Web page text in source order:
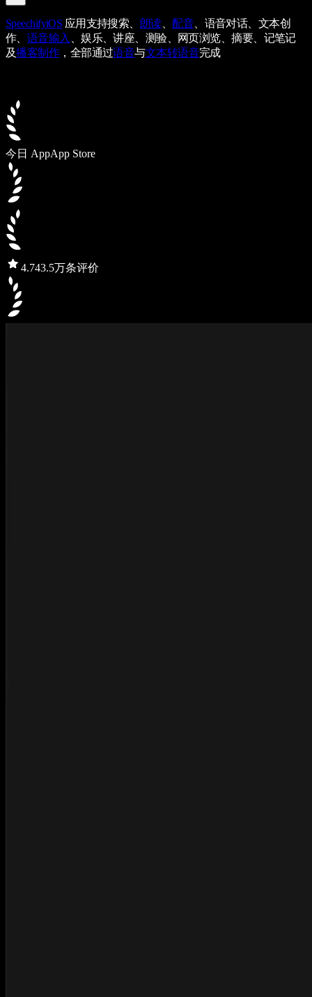
SpeechifyiOS 应用支持搜索、 朗读、配音、语音对话、文本创
作、 语音输入
、娱乐、讲座、测验、网页浏览、摘要、记笔记
及播客制作，全部通过语音与文本转语音完成
今日 AppApp Store
4.743.5万条评价